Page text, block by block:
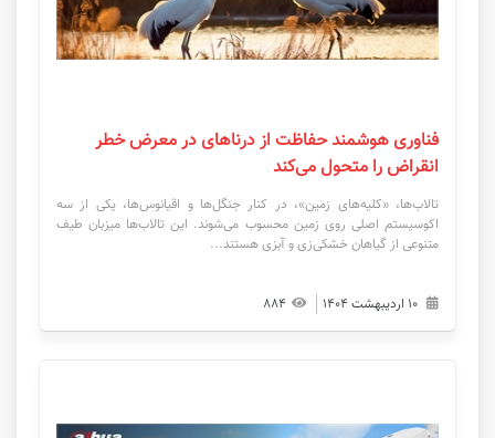
فناوری هوشمند حفاظت از درناهای در معرض خطر
انقراض را متحول می‌کند
تالاب‌ها، «کلیه‌های زمین»، در کنار جنگل‌ها و اقیانوس‌ها، یکی از سه
اکوسیستم اصلی روی زمین محسوب می‌شوند. این تالاب‌ها میزبان طیف
متنوعی از گیاهان خشکی‌زی و آبزی هستند...
۸۸۴